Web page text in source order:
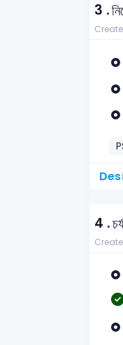
3 .
Des
4 .